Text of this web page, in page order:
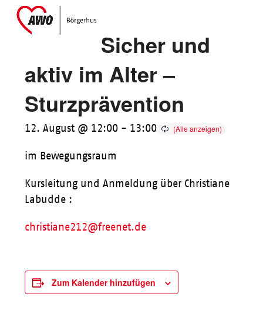
SkipOpen
mobile
Close
mobile
Sicher und
aktiv im Alter –
Sturzprävention
12. August @ 12:00 - 13:00
im Bewegungsraum
Kursleitung und Anmeldung über Christiane
Labudde :
christiane212@freenet.de
Zum Kalender hinzufügen